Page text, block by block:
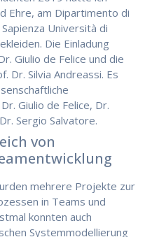
Ehre, am Dipartimento di
Università di
Die Einladung
Giulio de Felice und die
Dr. Silvia Andreassi. Es
Giulio de Felice, Dr.
Sergio Salvatore.
von
mehrere Projekte zur
in Teams und
konnten auch
Systemmodellierung